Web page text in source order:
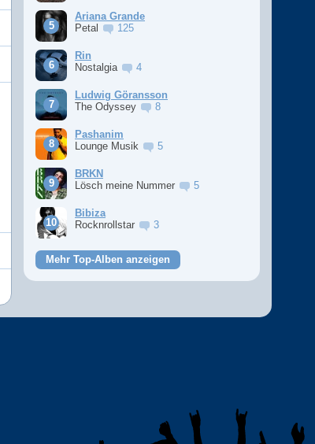
Ariana Grande
Petal
125
Rin
Nostalgia
4
Ludwig Göransson
The Odyssey
8
Pashanim
Lounge Musik
5
BRKN
Lösch meine Nummer
5
Bibiza
Rocknrollstar
3
Mehr Top-Alben anzeigen